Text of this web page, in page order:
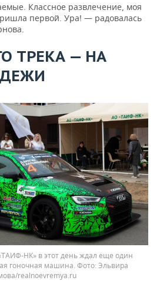
Классное развлечение, моя
первой. Ура! — радовалась
ТРЕКА — НА
НК» в этот день ждал еще один
гоночная машина. Фото: Эльвира
realnoevremya.ru